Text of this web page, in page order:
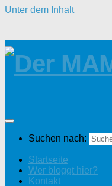
Unter dem Inhalt
Suchen nach:
Startseite
Wer bloggt hier?
Kontakt